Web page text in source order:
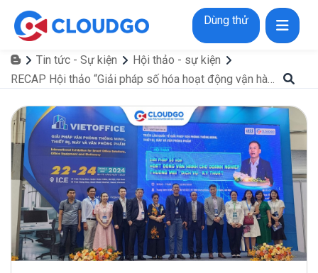
Dùng thử
Tin tức - Sự kiện
Hội thảo - sự kiện
RECAP Hội thảo “Giải pháp số hóa hoạt động vận hành cho doanh nghiệp Thương mại - Dịch vụ - Kỹ thuật”